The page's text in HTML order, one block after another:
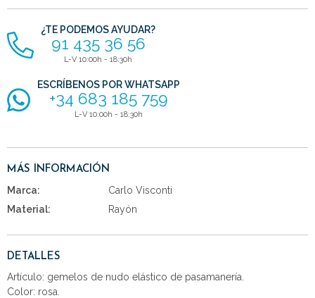
¿TE PODEMOS AYUDAR?
91 435 36 56
L-V 10:00h - 18:30h
ESCRÍBENOS POR WHATSAPP
+34 683 185 759
L-V 10:00h - 18:30h
MÁS INFORMACIÓN
Marca:
Carlo Visconti
Material:
Rayón
DETALLES
Artículo: gemelos de nudo elástico de pasamanería.
Color: rosa.